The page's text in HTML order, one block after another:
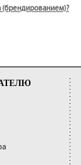
(брендированием)?